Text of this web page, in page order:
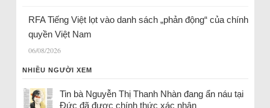
RFA Tiếng Việt lọt vào danh sách „phản động“ của chính
quyền Việt Nam
06/08/2026
NHIỀU NGƯỜI XEM
Tin bà Nguyễn Thị Thanh Nhàn đang ẩn náu tại
Đức đã được chính thức xác nhận